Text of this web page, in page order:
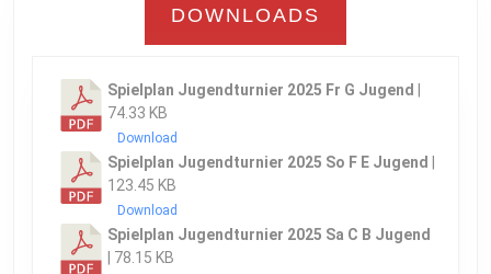
DOWNLOADS
Spielplan Jugendturnier 2025 Fr G Jugend
74.33 KB
Download
Spielplan Jugendturnier 2025 So F E Jugend
123.45 KB
Download
Spielplan Jugendturnier 2025 Sa C B Jugend
| 78.15 KB